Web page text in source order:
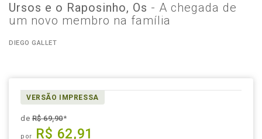
Ursos e o Raposinho, Os - A chegada de
um novo membro na família
DIEGO GALLET
VERSÃO IMPRESSA
deR$ 69,90*
por R$ 62,91